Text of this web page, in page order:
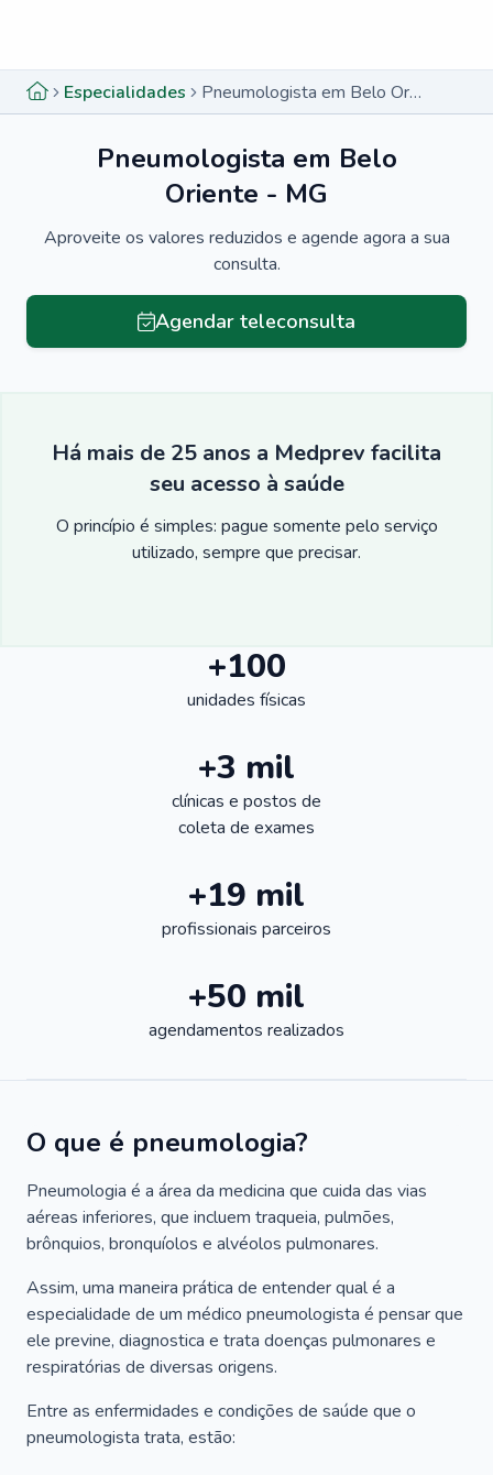
Especialidades Pneumologista em Belo Oriente - MG
Pneumologista em Belo
Oriente - MG
Aproveite os valores reduzidos e agende agora a sua
consulta.
Agendar teleconsulta
Há mais de 25 anos a Medprev facilita
seu acesso à saúde
O princípio é simples: pague somente pelo serviço
utilizado, sempre que precisar.
+100
unidades físicas
+3 mil
clínicas e postos de
coleta de exames
+19 mil
profissionais parceiros
+50 mil
agendamentos realizados
O que é pneumologia?
Pneumologia é a área da medicina que cuida das vias
aéreas inferiores, que incluem traqueia, pulmões,
brônquios, bronquíolos e alvéolos pulmonares.
Assim, uma maneira prática de entender qual é a
especialidade de um médico pneumologista é pensar que
ele previne, diagnostica e trata doenças pulmonares e
respiratórias de diversas origens.
Entre as enfermidades e condições de saúde que o
pneumologista trata, estão: